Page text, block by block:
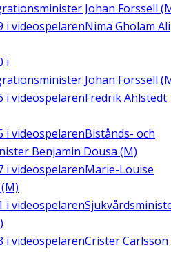
Johan Forssell
i videospelarenNima Gholam Ali
i
Johan Forssell
i videospelarenFredrik Ahlstedt
i videospelarenBistånds- och
Benjamin Dousa (M)
i videospelarenMarie-Louise
i videospelaren
i videospelarenCrister Carlsson